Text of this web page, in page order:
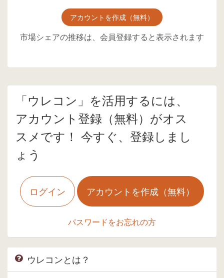
アカウントを作成（無料）
市場シェアの推移は、会員登録すると表示されます
「ウレコン」を活用するには、
アカウント登録（無料）がオス
スメです！ 今すぐ、登録しまし
ょう
ログイン アカウントを作成（無料）
パスワードをお忘れの方
ウレコンとは？